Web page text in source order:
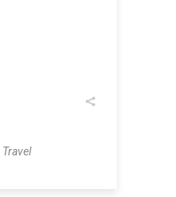
Travel